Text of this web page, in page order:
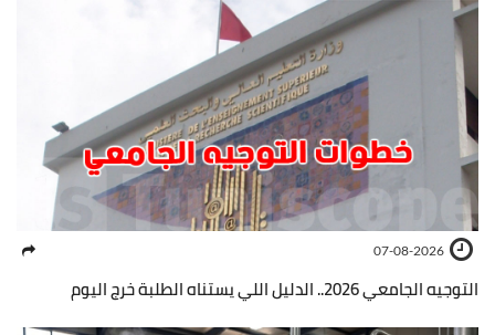
07-08-2026
التوجيه الجامعي 2026.. الدليل اللي يستناه الطلبة خرج اليوم